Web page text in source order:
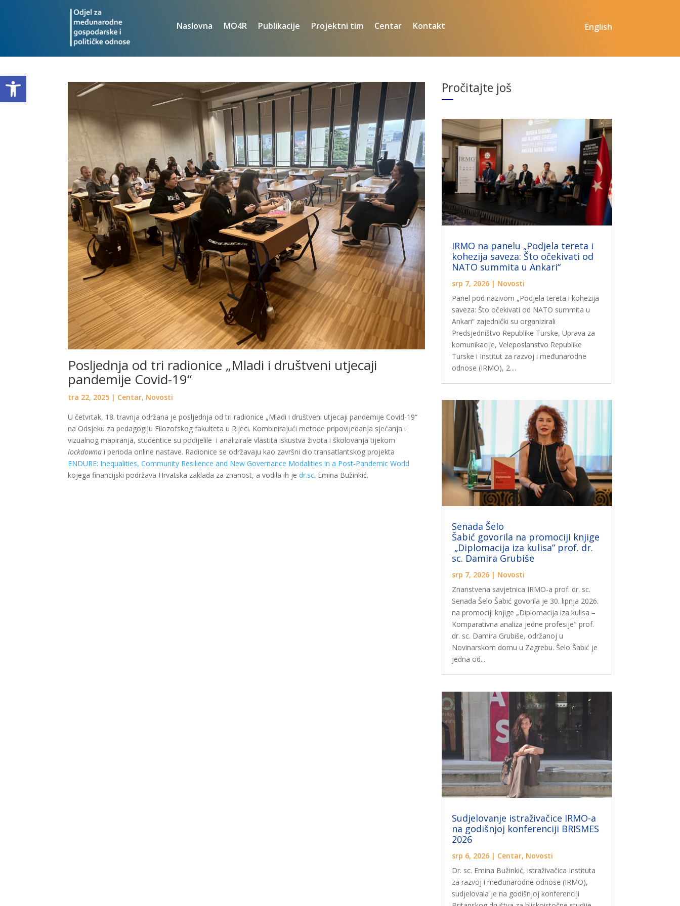
Open toolbar
Naslovna MO4R Publikacije Projektni tim Centar Kontakt English
Posljednja od tri radionice „Mladi i društveni utjecaji
pandemije Covid-19“
tra 22, 2025 | Centar, Novosti
U četvrtak, 18. travnja održana je posljednja od tri radionice „Mladi i društveni utjecaji pandemije Covid-19“
na Odsjeku za pedagogiju Filozofskog fakulteta u Rijeci. Kombinirajući metode pripovijedanja sjećanja i
vizualnog mapiranja, studentice su podijelile i analizirale vlastita iskustva života i školovanja tijekom
lockdowna i perioda online nastave. Radionice se održavaju kao završni dio transatlantskog projekta
ENDURE: Inequalities, Community Resilience and New Governance Modalities in a Post-Pandemic World
kojega financijski podržava Hrvatska zaklada za znanost, a vodila ih jedr.sc. Emina Bužinkić.
Pročitajte još
IRMO na panelu „Podjela tereta i
kohezija saveza: Što očekivati ​​od
NATO summita u Ankari“
srp 7, 2026| Novosti
Panel pod nazivom „Podjela tereta i kohezija
saveza: Što očekivati ​​od NATO summita u
Ankari“ zajednički su organizirali
Predsjedništvo Republike Turske, Uprava za
komunikacije, Veleposlanstvo Republike
Turske i Institut za razvoj i međunarodne
odnose (IRMO), 2....
Senada Šelo
Šabić govorila na promociji knjige
„Diplomacija iza kulisa” prof. dr.
sc. Damira Grubiše
srp 7, 2026| Novosti
Znanstvena savjetnica IRMO-a prof. dr. sc.
Senada Šelo Šabić govorila je 30. lipnja 2026.
na promociji knjige „Diplomacija iza kulisa –
Komparativna analiza jedne profesije" prof.
dr. sc. Damira Grubiše, održanoj u
Novinarskom domu u Zagrebu. Šelo Šabić je
jedna od...
Sudjelovanje istraživačice IRMO-a
na godišnjoj konferenciji BRISMES
2026
srp 6, 2026| Centar, Novosti
Dr. sc. Emina Bužinkić, istraživačica Instituta
za razvoj i međunarodne odnose (IRMO),
sudjelovala je na godišnjoj konferenciji